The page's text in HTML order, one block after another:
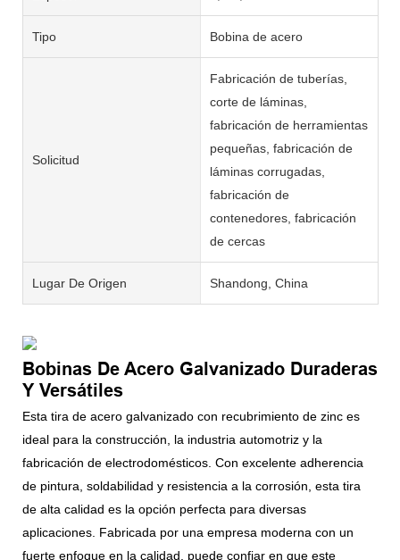
Tipo Bobina de acero
Solicitud
Fabricación de tuberías,
corte de láminas,
fabricación de herramientas
pequeñas, fabricación de
láminas corrugadas,
fabricación de
contenedores, fabricación
de cercas
Lugar De Origen Shandong, China
Bobinas De Acero Galvanizado Duraderas
Y Versátiles
Esta tira de acero galvanizado con recubrimiento de zinc es
ideal para la construcción, la industria automotriz y la
fabricación de electrodomésticos. Con excelente adherencia
de pintura, soldabilidad y resistencia a la corrosión, esta tira
de alta calidad es la opción perfecta para diversas
aplicaciones. Fabricada por una empresa moderna con un
fuerte enfoque en la calidad, puede confiar en que este